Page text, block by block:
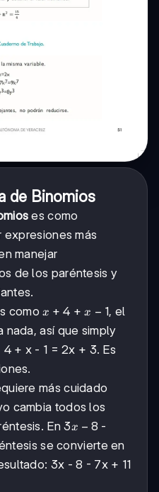
de Binomios
es como
expresiones más
manejar
de los paréntesis y
comox
+
4
x + 4 +x
-
1
x − 1, el
así que simply
+ x - 1 = 2x + 3. Es
más cuidado
cambia todos los
En3x
-
8
3x − 8 -
se convierte en
3x - 8 - 7x + 11